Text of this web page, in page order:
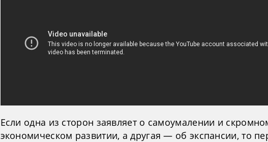
Если одна из сторон заявляет о самоумалении и
экономическом развитии, а другая — об экспансии, то